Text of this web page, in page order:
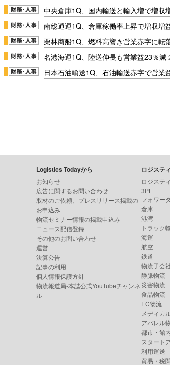
中央倉庫1Q、国内輸送と輸入増で増収
南総通運1Q、倉庫稼働率上昇で増収増
栗林商船1Q、燃料高響き営業赤字に転
名港海運1Q、陸送伸長も営業益23％減
日本石油輸送1Q、石油輸送赤字で営業
Logistics Todayから
お知らせ
広告に関するお問い合わせ
取材のご依頼、プレスリリース掲載の
お申込み
物流セミナー情報の掲載申込み
ニュース配信登録
その他のお問い合わせ
運営
決算公告
記事の利用
個人情報保護方針
物流報道局-本誌公式YouTubeチャンネ
ル-
ロジステ
ロジステ
3PL
フォワー
倉庫
港湾
トラック
海運
航空
鉄道
物流子会
静脈物流
災害物流
食品物流
EC物流
メディカ
アパレル
都市・館
スタート
利用運送
貿易・税